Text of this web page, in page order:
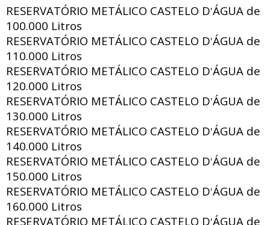
RESERVATÓRIO METÁLICO CASTELO D'ÁGUA de
100.000 Litros
RESERVATÓRIO METÁLICO CASTELO D'ÁGUA de
110.000 Litros
RESERVATÓRIO METÁLICO CASTELO D'ÁGUA de
120.000 Litros
RESERVATÓRIO METÁLICO CASTELO D'ÁGUA de
130.000 Litros
RESERVATÓRIO METÁLICO CASTELO D'ÁGUA de
140.000 Litros
RESERVATÓRIO METÁLICO CASTELO D'ÁGUA de
150.000 Litros
RESERVATÓRIO METÁLICO CASTELO D'ÁGUA de
160.000 Litros
RESERVATÓRIO METÁLICO CASTELO D'ÁGUA de